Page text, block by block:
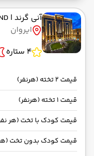
آنی گرند | ANI GRAND
ایروان
4 ستاره
قیمت 2 تخته (هرنفر)
قیمت 1 تخته (هرنفر)
قیمت کودک با تخت (هر
قیمت کودک بدون تخت